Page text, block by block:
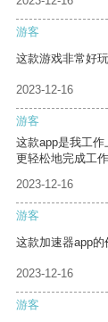
游客
这款游戏非常好
2023-12-16
游客
这款app是我工
更轻松地完成工作
2023-12-16
游客
这款加速器app的
2023-12-16
游客